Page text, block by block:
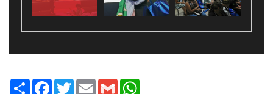
Share Facebook
TwitterEmail Gmail